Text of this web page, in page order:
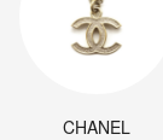
CHANEL